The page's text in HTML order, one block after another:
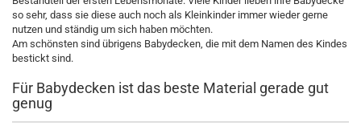
so sehr, dass sie diese auch noch als Kleinkinder immer wieder gerne
nutzen und ständig um sich haben möchten.
Am schönsten sind übrigens Babydecken, die mit dem Namen des Kindes
bestickt sind.
Für Babydecken ist das beste Material gerade gut
genug